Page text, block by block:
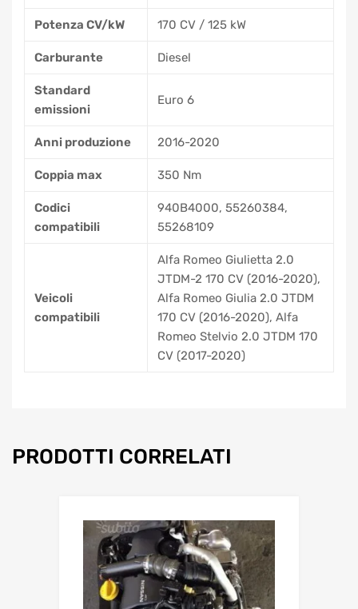
Potenza CV/kW 170 CV / 125 kW
Carburante Diesel
Standard
emissioni
Euro 6
Anni produzione 2016-2020
Coppia max 350 Nm
Codici
compatibili
940B4000, 55260384,
55268109
Veicoli
compatibili
Alfa Romeo Giulietta 2.0
JTDM-2 170 CV (2016-2020),
Alfa Romeo Giulia 2.0 JTDM
170 CV (2016-2020), Alfa
Romeo Stelvio 2.0 JTDM 170
CV (2017-2020)
PRODOTTI CORRELATI